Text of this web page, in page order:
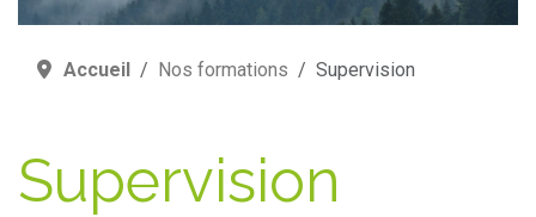
Accueil Nos formations Supervision
Supervision